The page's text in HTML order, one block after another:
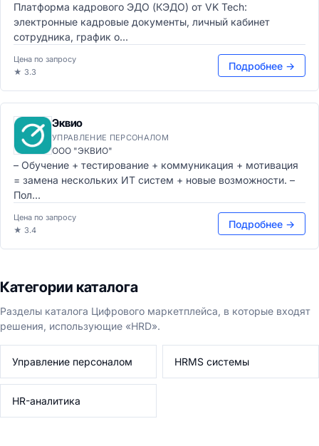
Платформа кадрового ЭДО (КЭДО) от VK Tech:
электронные кадровые документы, личный кабинет
сотрудника, график о...
Цена по запросу
★ 3.3
Подробнее →
Эквио
УПРАВЛЕНИЕ ПЕРСОНАЛОМ
ООО "ЭКВИО"
– Обучение + тестирование + коммуникация + мотивация
= замена нескольких ИТ систем + новые возможности. –
Пол...
Цена по запросу
★ 3.4
Подробнее →
Категории каталога
Разделы каталога Цифрового маркетплейса, в которые входят
решения, использующие «HRD».
Управление персоналом HRMS системы
HR-аналитика